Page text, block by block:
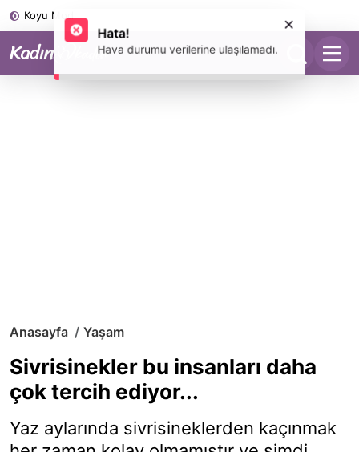
Koyu Mod
Anasayfa Yaşam
Sivrisinekler bu insanları daha
çok tercih ediyor...
Yaz aylarında sivrisineklerden kaçınmak